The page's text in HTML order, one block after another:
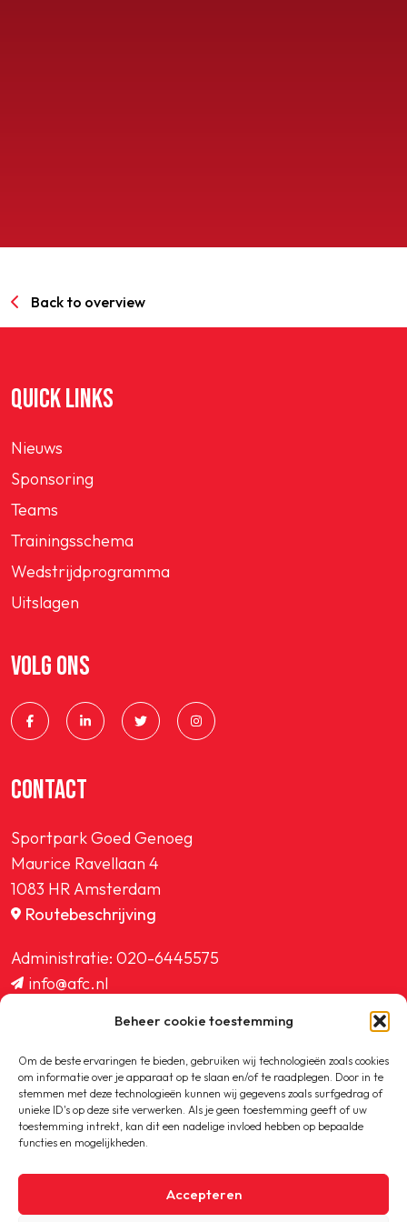
Beheer cookie toestemming
Om de beste ervaringen te bieden, gebruiken wij technologieën zoals cookies
om informatie over je apparaat op te slaan en/of te raadplegen. Door in te
stemmen met deze technologieën kunnen wij gegevens zoals surfgedrag of
unieke ID's op deze site verwerken. Als je geen toestemming geeft of uw
toestemming intrekt, kan dit een nadelige invloed hebben op bepaalde
functies en mogelijkheden.
Accepteren
Back to overview
QUICK LINKS
Nieuws
Sponsoring
Teams
Trainingsschema
Wedstrijdprogramma
Uitslagen
VOLG ONS
CONTACT
Sportpark Goed Genoeg
Maurice Ravellaan 4
1083 HR Amsterdam
Routebeschrijving
Administratie: 020-6445575
info@afc.nl
ledenadministratie@afc.nl
Copyright © 2020-2026 AFC